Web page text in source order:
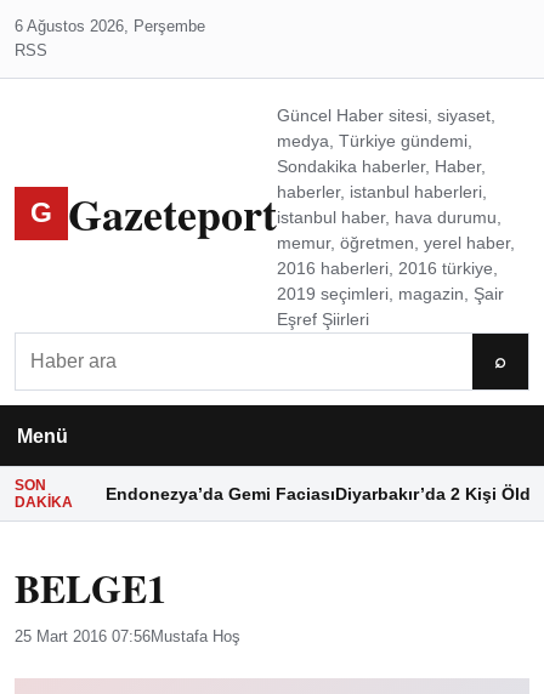
6 Ağustos 2026, Perşembe
RSS
G Gazeteport
Güncel Haber sitesi, siyaset,
medya, Türkiye gündemi,
Sondakika haberler, Haber,
haberler, istanbul haberleri,
istanbul haber, hava durumu,
memur, öğretmen, yerel haber,
2016 haberleri, 2016 türkiye,
2019 seçimleri, magazin, Şair
Eşref Şiirleri
⌕
Menü
SON
DAKIKA
Endonezya’da Gemi FaciasıDiyarbakır’da 2 Kişi Öldü
BELGE1
25 Mart 2016 07:56Mustafa Hoş